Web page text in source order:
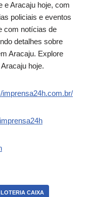
e Aracaju hoje, com
policiais e eventos
com notícias de
detalhes sobre
Aracaju. Explore
hoje.
LOTERIA CAIXA